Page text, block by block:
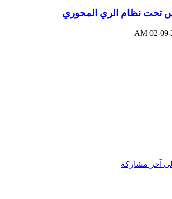
تحت نظام الري المحوري